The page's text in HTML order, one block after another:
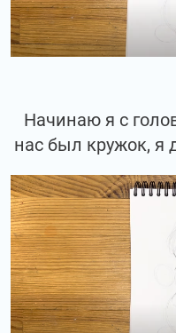
Начинаю я с
нас был кружок,